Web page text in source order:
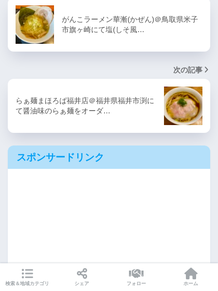
がんこラーメン華漸(かぜん)＠鳥取県米子
市旗ヶ崎にて塩(しそ風…
次の記事
らぁ麺まほろば福井店＠福井県福井市渕に
て醤油味のらぁ麺をオーダ…
スポンサードリンク
検索＆地域カテゴリ シェア フォロー ホーム